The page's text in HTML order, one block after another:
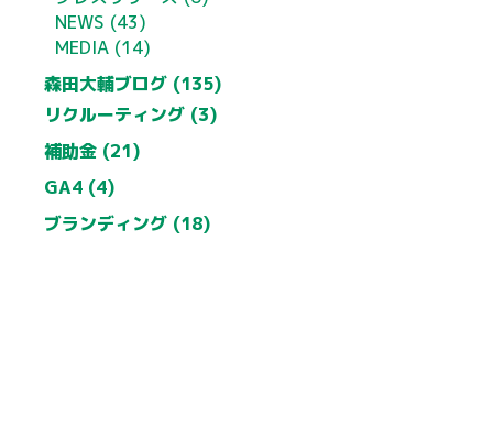
NEWS (43)
MEDIA (14)
森田大輔ブログ (135)
リクルーティング (3)
補助金 (21)
GA4 (4)
ブランディング (18)